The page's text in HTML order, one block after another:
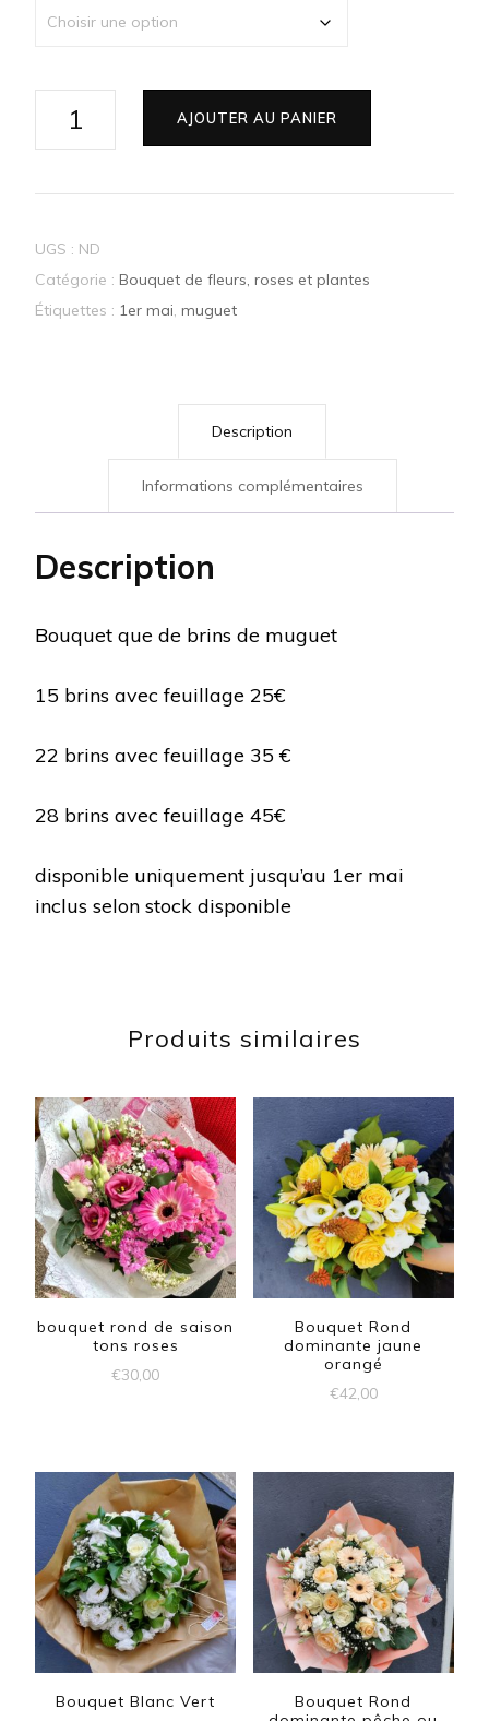
que
Muguet
AJOUTER AU PANIER
UGS : ND
Catégorie : Bouquet de fleurs, roses et plantes
Étiquettes : 1er mai, muguet
Description
Informations complémentaires
Description
Bouquet que de brins de muguet
15 brins avec feuillage 25€
22 brins avec feuillage 35 €
28 brins avec feuillage 45€
disponible uniquement jusqu’au 1er mai
inclus selon stock disponible
Produits similaires
bouquet rond de saison
tons roses
€30,00
Bouquet Rond
dominante jaune
orangé
€42,00
Bouquet Blanc Vert
Bouquet Rond